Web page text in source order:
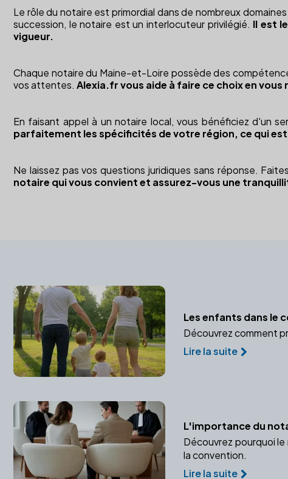
Le rôle du notaire est primordial dans de nombreux
succession, le notaire est un interlocuteur privilégié. Il est
vigueur.
Chaque notaire du Maine-et-Loire possède des
vos attentes. Alexia.fr vous aide à faire ce choix en
En faisant appel à un notaire local, vous bénéficiez d'un
parfaitement les spécificités de votre région, ce qui
Ne laissez pas vos questions juridiques sans réponse.
notaire qui vous convient et assurez-vous une
Les enfants dans le
Découvrez comment
Lire la suite
L'importance du
Découvrez pourquoi
la convention.
Lire la suite